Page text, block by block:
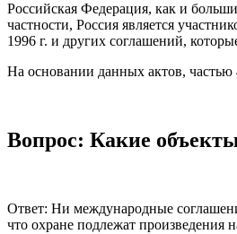
Российская Федерация, как и
частности, Россия является
1996 г. и других соглашений,
На основании данных актов, частью
Вопрос: Какие
Ответ: Ни международные
что охране подлежат